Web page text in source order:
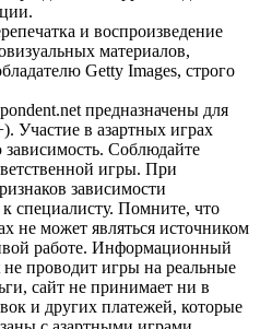
и воспроизведение
материалов,
Getty Images, строго
предназначены для
Участие в азартных играх
Соблюдайте
игры. При
зависимости
специалисту. Помните, что
не может являться источником
работе. Информационный
не проводит игры на реальные
сайт не принимает ни в
и других платежей, которые